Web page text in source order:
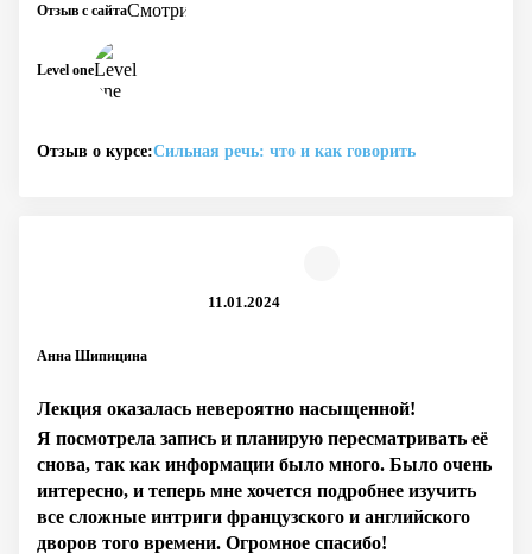
Level one
Отзыв с сайта
Отзыв о курсе:Сильная речь: что и как говорить
Анна Шипицина
11.01.2024
Лекция оказалась невероятно насыщенной!
Я посмотрела запись и планирую пересматривать её
снова, так как информации было много. Было очень
интересно, и теперь мне хочется подробнее изучить
все сложные интриги французского и английского
дворов того времени. Огромное спасибо!